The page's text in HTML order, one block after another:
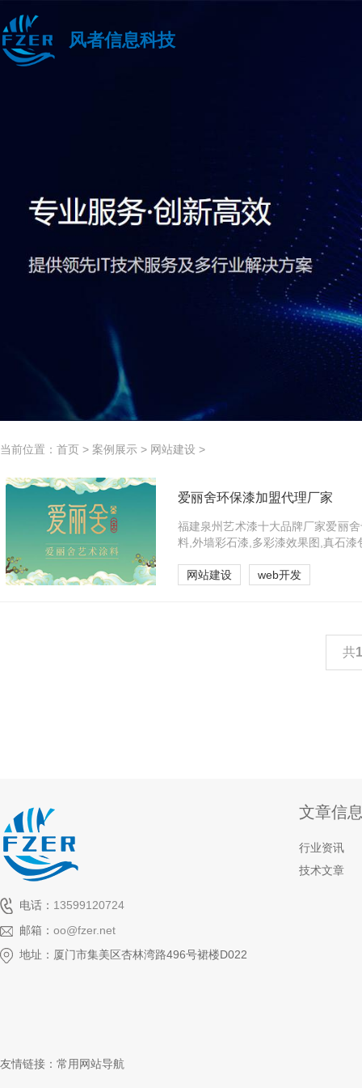
风者信息科技
当前位置： 首页 > 案例展示 > 网站建设 >
爱丽舍环保漆加盟代理厂家
福建泉州艺术漆十大品牌厂家爱丽
料,外墙彩石漆,多彩漆效果图,真石
网站建设 web开发
共1
电话： 13599120724
邮箱： oo@fzer.net
地址：厦门市集美区杏林湾路496号裙楼D022
文章信
行业资讯
技术文章
友情链接： 常用网站导航